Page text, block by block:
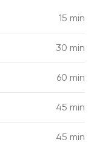
15 min
30 min
60 min
45 min
45 min